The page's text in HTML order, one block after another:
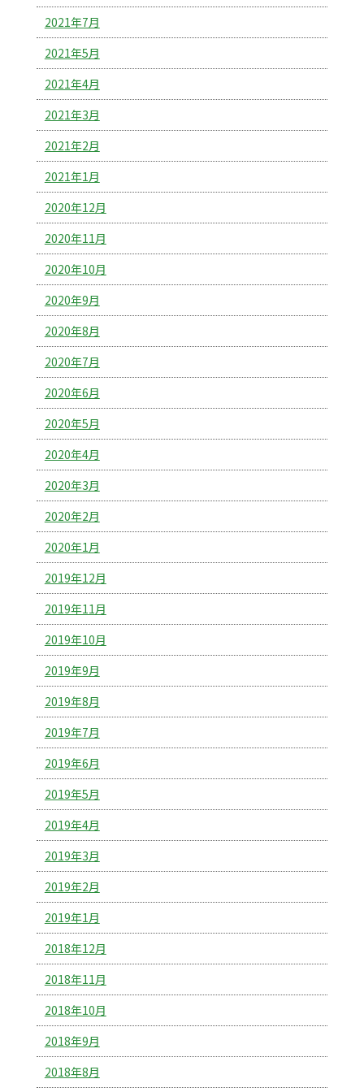
2021年7月
2021年5月
2021年4月
2021年3月
2021年2月
2021年1月
2020年12月
2020年11月
2020年10月
2020年9月
2020年8月
2020年7月
2020年6月
2020年5月
2020年4月
2020年3月
2020年2月
2020年1月
2019年12月
2019年11月
2019年10月
2019年9月
2019年8月
2019年7月
2019年6月
2019年5月
2019年4月
2019年3月
2019年2月
2019年1月
2018年12月
2018年11月
2018年10月
2018年9月
2018年8月